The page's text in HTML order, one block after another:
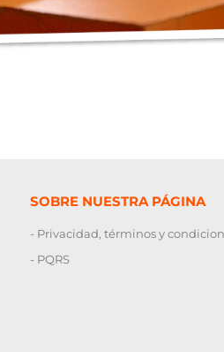
SOBRE NUESTRA PÁGINA
- Privacidad, términos y
- PQRS